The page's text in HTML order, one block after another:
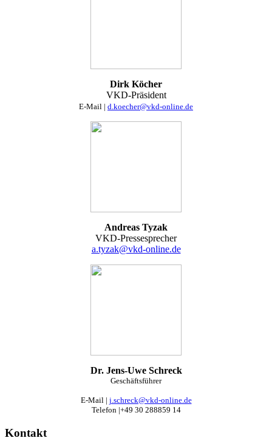
Dirk Köcher
VKD-Präsident
E-Mail | d.koecher@vkd-online.de
Andreas Tyzak
VKD-Pressesprecher
a.tyzak@vkd-online.de
Dr. Jens-Uwe Schreck
Geschäftsführer
E-Mail | j.schreck@vkd-online.de
Telefon |+49 30 288859 14
Kontakt